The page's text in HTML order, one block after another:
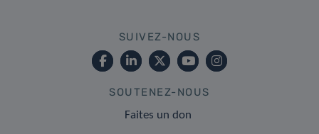
SUIVEZ-NOUS
SOUTENEZ-NOUS
Faites un don